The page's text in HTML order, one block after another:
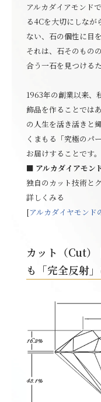
アルカダイアモンド
る4Cを大切にしなが
ない、石の個性に目
それは、石そのもの
合う一石を見つける
1963年の創業以来、
飾品を作ることでは
の人生を活き活きと
くまもる「究極のパ
お届けすることです。
■ アルカダイアモン
独自のカット技術と
詳しくみる
[アルカダイヤモンド
カット（Cut）
も「完全反射